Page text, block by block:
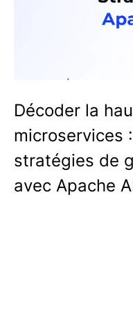
Décoder la
microservices
stratégies de
avec Apache